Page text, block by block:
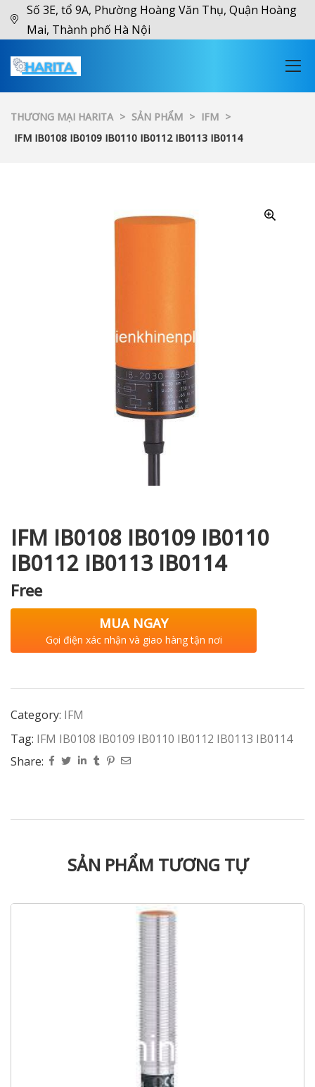
Số 3E, tổ 9A, Phường Hoàng Văn Thụ, Quận Hoàng
Mai, Thành phố Hà Nội
THƯƠNG MẠI HARITA > SẢN PHẨM > IFM >
IFM IB0108 IB0109 IB0110 IB0112 IB0113 IB0114
IFM IB0108 IB0109 IB0110
IB0112 IB0113 IB0114
Free
MUA NGAY
Gọi điện xác nhận và giao hàng tận nơi
Category: IFM
Tag: IFM IB0108 IB0109 IB0110 IB0112 IB0113 IB0114
Share:
SẢN PHẨM TƯƠNG TỰ